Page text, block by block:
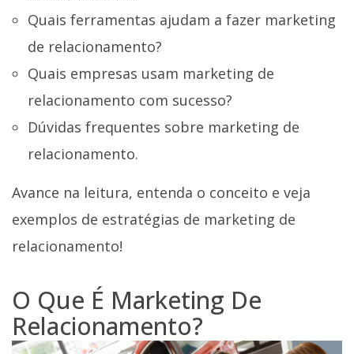
Quais ferramentas ajudam a fazer marketing
de relacionamento?
Quais empresas usam marketing de
relacionamento com sucesso?
Dúvidas frequentes sobre marketing de
relacionamento.
Avance na leitura, entenda o conceito e veja
exemplos de estratégias de marketing de
relacionamento!
O Que É Marketing De
Relacionamento?